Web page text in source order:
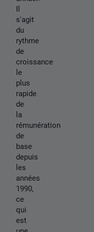
Il
s'agit
du
rythme
de
croissance
le
plus
rapide
de
la
rémunération
de
base
depuis
les
années
1990,
ce
qui
est